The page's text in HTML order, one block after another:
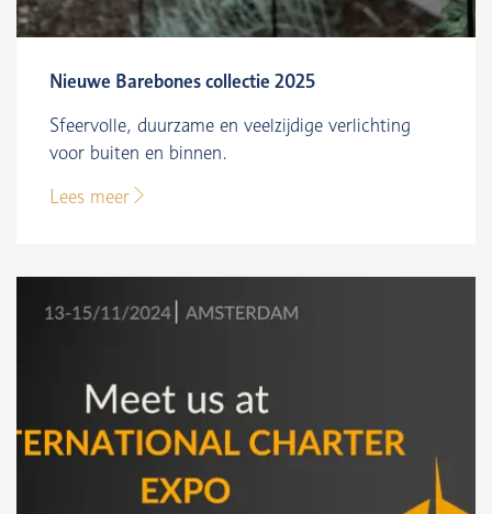
Nieuwe Barebones collectie 2025
Sfeervolle, duurzame en veelzijdige verlichting
voor buiten en binnen.
Lees meer